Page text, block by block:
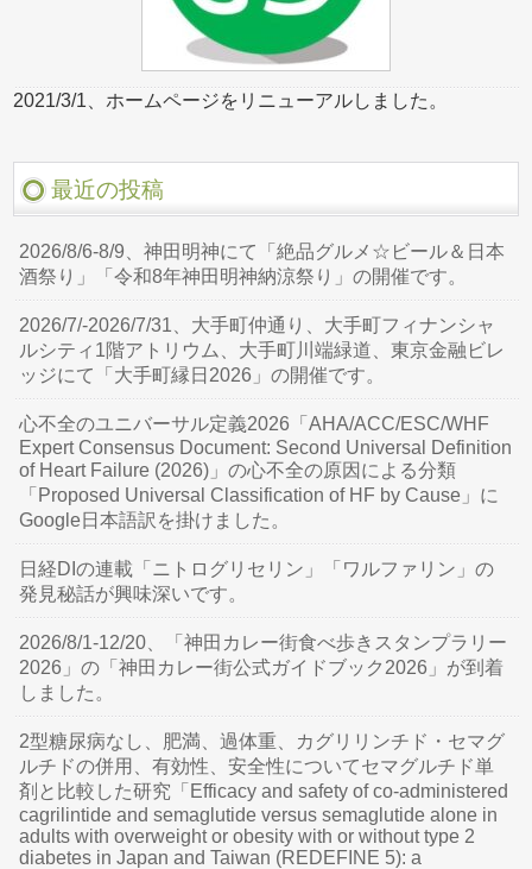
2021/3/1、ホームページをリニューアルしました。
最近の投稿
2026/8/6-8/9、神田明神にて「絶品グルメ☆ビール＆日本
酒祭り」「令和8年神田明神納涼祭り」の開催です。
2026/7/-2026/7/31、大手町仲通り、大手町フィナンシャ
ルシティ1階アトリウム、大手町川端緑道、東京金融ビレ
ッジにて「大手町縁日2026」の開催です。
心不全のユニバーサル定義2026「AHA/ACC/ESC/WHF
Expert Consensus Document: Second Universal Definition
of Heart Failure (2026)」の心不全の原因による分類
「Proposed Universal Classification of HF by Cause」に
Google日本語訳を掛けました。
日経DIの連載「ニトログリセリン」「ワルファリン」の
発見秘話が興味深いです。
2026/8/1-12/20、「神田カレー街食べ歩きスタンプラリー
2026」の「神田カレー街公式ガイドブック2026」が到着
しました。
2型糖尿病なし、肥満、過体重、カグリリンチド・セマグ
ルチドの併用、有効性、安全性についてセマグルチド単
剤と比較した研究「Efficacy and safety of co-administered
cagrilintide and semaglutide versus semaglutide alone in
adults with overweight or obesity with or without type 2
diabetes in Japan and Taiwan (REDEFINE 5): a